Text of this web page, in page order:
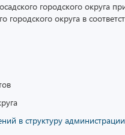
городского округа
городского округа в
в структуру администрации